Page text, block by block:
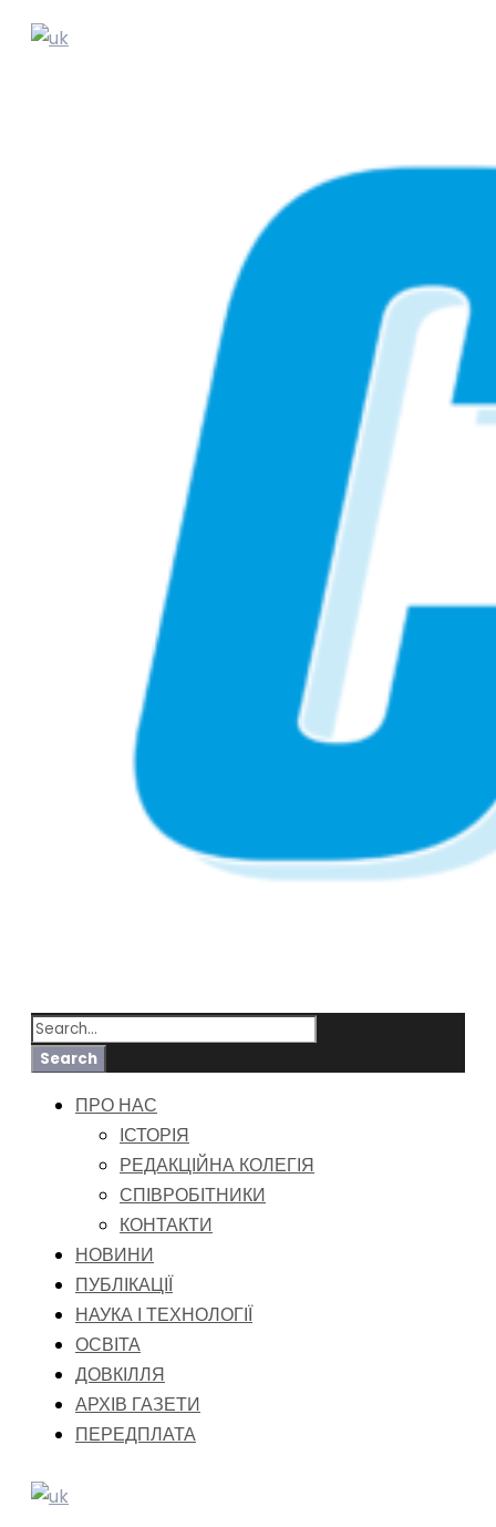
ПРО НАС
ІСТОРІЯ
РЕДАКЦІЙНА КОЛЕГІЯ
СПІВРОБІТНИКИ
КОНТАКТИ
НОВИНИ
ПУБЛІКАЦІЇ
НАУКА І ТЕХНОЛОГІЇ
ОСВІТА
ДОВКІЛЛЯ
АРХІВ ГАЗЕТИ
ПЕРЕДПЛАТА